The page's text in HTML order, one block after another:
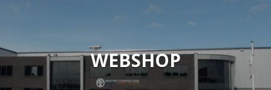
WEBSHOP